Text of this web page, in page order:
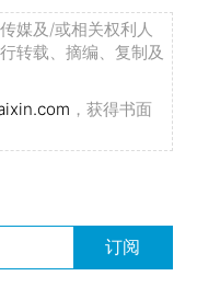
媒及/或相关权利人
转载、摘编、复制及
，获得书面
订阅